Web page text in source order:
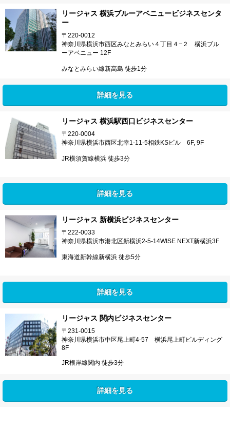
リージャス 横浜ブルーアベニュービジネスセンタ
ー
〒220-0012
神奈川県横浜市西区みなとみらい４丁目４−２ 横浜ブル
ーアベニュー 12F
みなとみらい線新高島 徒歩1分
詳細を見る
リージャス 横浜駅西口ビジネスセンター
〒220-0004
神奈川県横浜市西区北幸1-11-5相鉄KSビル 6F, 9F
JR横須賀線横浜 徒歩3分
詳細を見る
リージャス 新横浜ビジネスセンター
〒222-0033
神奈川県横浜市港北区新横浜2-5-14WISE NEXT新横浜3F
東海道新幹線新横浜 徒歩5分
詳細を見る
リージャス 関内ビジネスセンター
〒231-0015
神奈川県横浜市中区尾上町4-57 横浜尾上町ビルディング
8F
JR根岸線関内 徒歩3分
詳細を見る